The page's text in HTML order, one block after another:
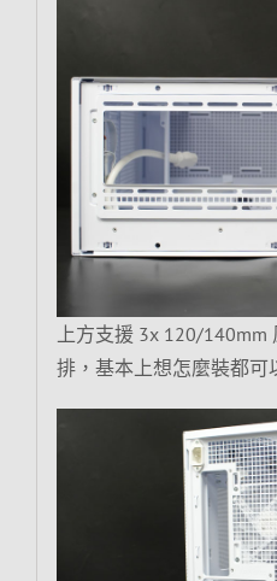
上方支援 3x 120/
排，基本上想怎麼裝都可